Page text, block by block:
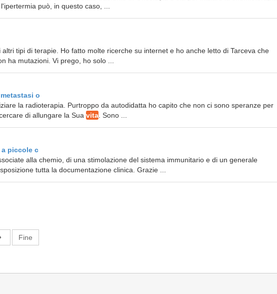
può, in questo caso, ...
tipi di terapie. Ho fatto molte ricerche su internet e ho anche letto di Tarceva che
ha mutazioni. Vi prego, ho solo ...
o
la radioterapia. Purtroppo da autodidatta ho capito che non ci sono speranze per
di allungare la Sua vita . Sono ...
piccole c
alla chemio, di una stimolazione del sistema immunitario e di un generale
tutta la documentazione clinica. Grazie ...
Fine